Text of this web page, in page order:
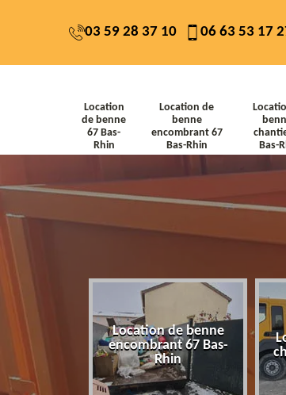
03 59 28 37 10 06 63 53 17
Location
de benne
67 Bas-
Rhin
Location de
benne
encombrant 67
Bas-Rhin
Bas-
Location de benne
encombrant 67 Bas-
Rhin